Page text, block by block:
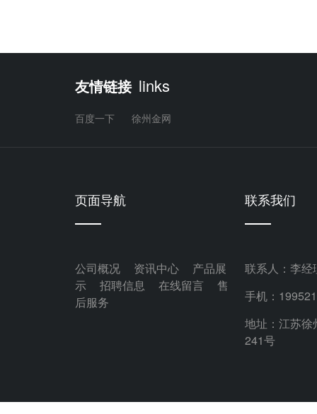
友情链接 links
百度一下 徐州金网
页面导航
公司概况 资讯中心
产品展
示
招聘信息 在线留言
售
后服务
联系我们
联系人：李经
手机：
地址：江苏
241号